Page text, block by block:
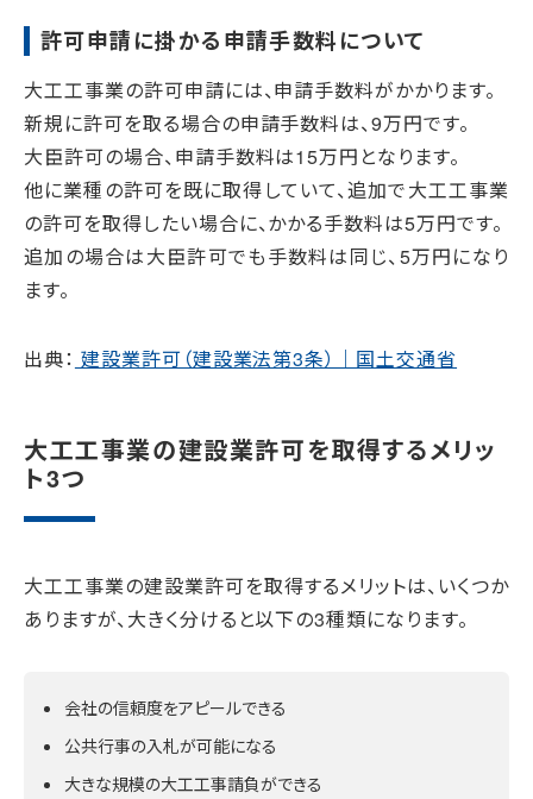
許可申請に掛かる申請手数料について
大工工事業の許可申請には、申請手数料がかかります。
新規に許可を取る場合の申請手数料は、9万円です。
大臣許可の場合、申請手数料は15万円となります。
他に業種の許可を既に取得していて、追加で大工工事業
の許可を取得したい場合に、かかる手数料は5万円です。
追加の場合は大臣許可でも手数料は同じ、5万円になり
ます。
出典： 建設業許可（建設業法第3条）｜国土交通省
大工工事業の建設業許可を取得するメリッ
ト3つ
大工工事業の建設業許可を取得するメリットは、いくつか
ありますが、大きく分けると以下の3種類になります。
会社の信頼度をアピールできる
公共行事の入札が可能になる
大きな規模の大工工事請負ができる